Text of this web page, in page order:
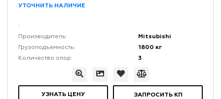
УТОЧНИТЬ НАЛИЧИЕ
:
Производитель:
Mitsubishi
Грузоподъемность: 1800 кг
Количество опор: 3
УЗНАТЬ ЦЕНУ ЗАПРОСИТЬ КП